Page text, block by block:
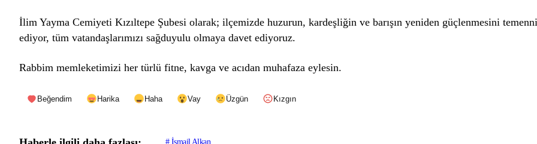
İlim Yayma Cemiyeti Kızıltepe Şubesi olarak; ilçemizde huzurun, kardeşliğin ve barışın yeniden güçlenmesini
ediyor, tüm vatandaşlarımızı sağduyulu olmaya davet ediyoruz.
Rabbim memleketimizi her türlü fitne, kavga ve acıdan muhafaza eylesin.
Beğendim Harika Haha Vay Üzgün Kızgın
# İsmail Alkan